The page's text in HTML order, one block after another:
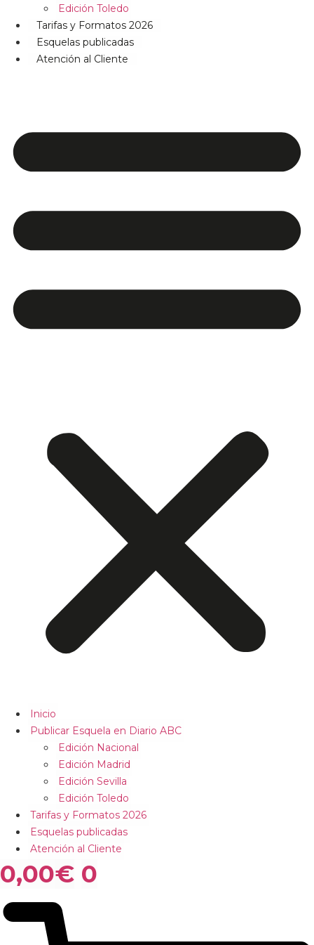
Edición Toledo
Tarifas y Formatos 2026
Esquelas publicadas
Atención al Cliente
Inicio
Publicar Esquela en Diario ABC
Edición Nacional
Edición Madrid
Edición Sevilla
Edición Toledo
Tarifas y Formatos 2026
Esquelas publicadas
Atención al Cliente
0,00€ 0